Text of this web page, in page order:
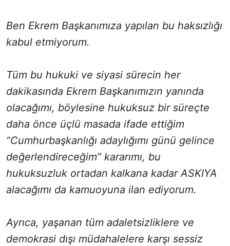
Ben Ekrem Başkanımıza yapılan bu haksızlığı
kabul etmiyorum.
Tüm bu hukuki ve siyasi sürecin her
dakikasında Ekrem Başkanımızın yanında
olacağımı, böylesine hukuksuz bir süreçte
daha önce üçlü masada ifade ettiğim
“Cumhurbaşkanlığı adaylığımı günü gelince
değerlendireceğim” kararımı, bu
hukuksuzluk ortadan kalkana kadar ASKIYA
alacağımı da kamuoyuna ilan ediyorum.
Ayrıca, yaşanan tüm adaletsizliklere ve
demokrasi dışı müdahalelere karşı sessiz